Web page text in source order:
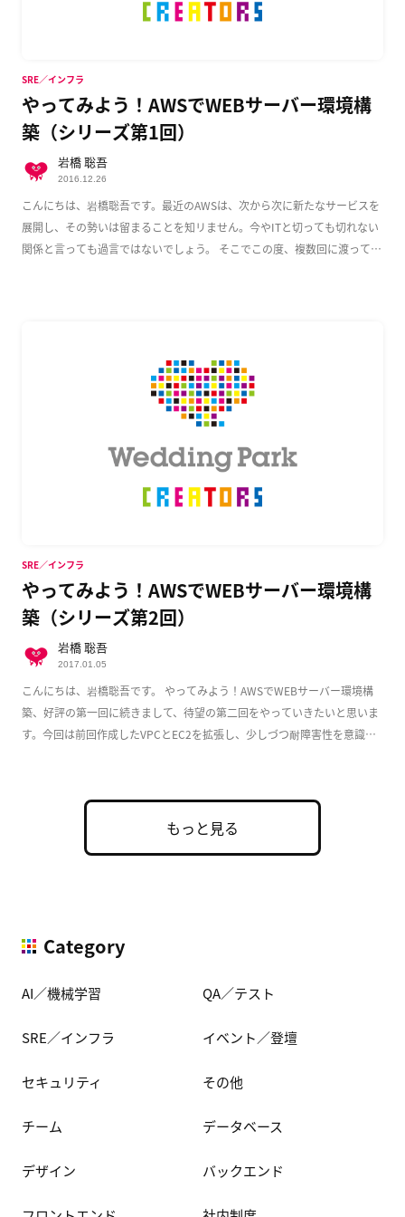
やってみよう！AWSでWEBサーバー環境構
築（シリーズ第1回）
こんにちは、岩橋聡吾です。最近のAWSは、次から次に新たなサービスを
展開し、その勢いは留まることを知リません。今やITと切っても切れない
関係と言っても過言ではないでしょう。 そこでこの度、複数回に渡って
SRE／インフラ
岩橋 聡吾
2016.12.26
やってみよう！AWSでWEBサーバー環境構
築（シリーズ第2回）
こんにちは、岩橋聡吾です。 やってみよう！AWSでWEBサーバー環境構
築、好評の第一回に続きまして、待望の第二回をやっていきたいと思いま
す。今回は前回作成したVPCとEC2を拡張し、少しづつ耐障害性を意識し
SRE／インフラ
岩橋 聡吾
2017.01.05
もっと見る
Category
AI／機械学習 QA／テスト
SRE／インフラ イベント／登壇
セキュリティ その他
チーム データベース
デザイン バックエンド